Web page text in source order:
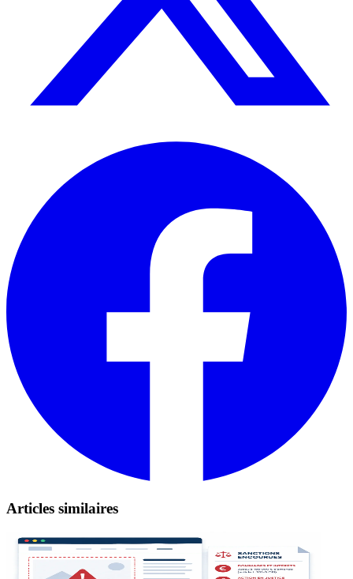
Articles similaires